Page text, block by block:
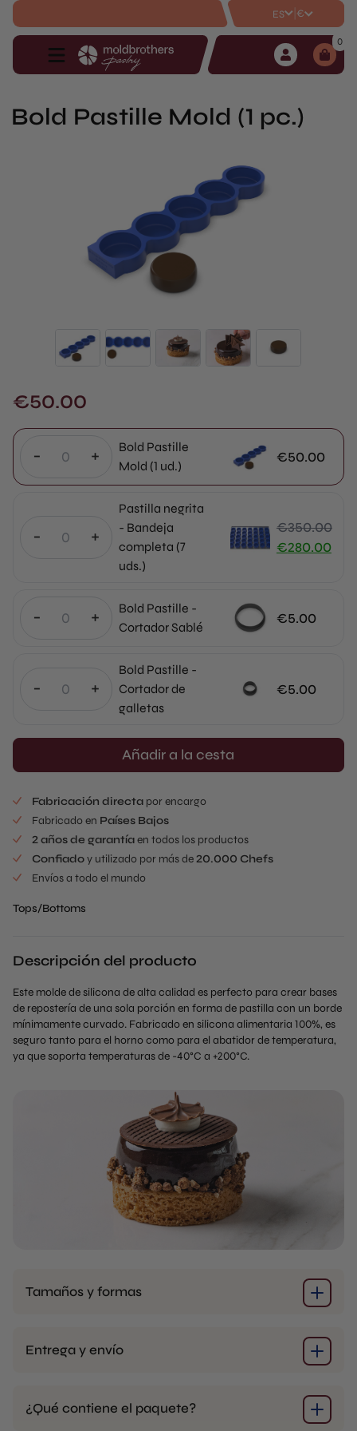
ES €
0
Bold Pastille Mold (1 pc.)
€50.00
- +
Bold Pastille
Mold (1 ud.)
€50.00
- +
Pastilla negrita
- Bandeja
completa (7
uds.)
€350.00
El
€350.00.
€280.00
es:
- +
Bold Pastille -
Cortador Sablé
€5.00
- +
Bold Pastille -
Cortador de
galletas
€5.00
Añadir a la cesta
Fabricación directa por encargo
Fabricado en Países Bajos
2 años de garantíaen todos los productos
Confiadoy utilizado por más de20.000 Chefs
Envíos a todo el mundo
Tops/Bottoms
Descripción del producto
Este molde de silicona de alta calidad es perfecto para crear bases
de repostería de una sola porción en forma de pastilla con un borde
mínimamente curvado. Fabricado en silicona alimentaria 100%, es
seguro tanto para el horno como para el abatidor de temperatura,
ya que soporta temperaturas de -40°C a +200°C.
Tamaños y formas
Entrega y envío
¿Qué contiene el paquete?